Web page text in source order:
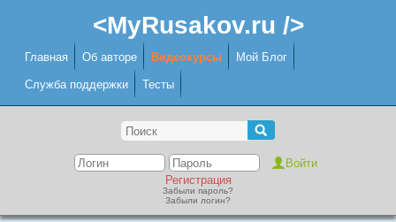
<MyRusakov.ru />
Главная Об авторе Видеокурсы Мой Блог
Служба поддержки Тесты
Регистрация
Забыли пароль?
Забыли логин?